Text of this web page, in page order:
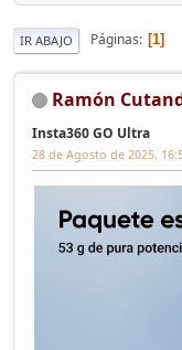
IR ABAJO Páginas 1
Ramón
Insta360 GO Ultra
28 de Agosto de 2025,